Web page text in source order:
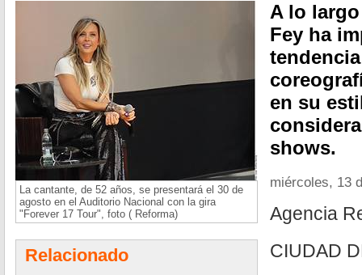
La cantante, de 52 años, se presentará el 30 de
agosto en el Auditorio Nacional con la gira
"Forever 17 Tour", foto ( Reforma)
Relacionado
A lo
Fey ha
en su
shows.
miércoles, 13
Agencia
CIUDAD